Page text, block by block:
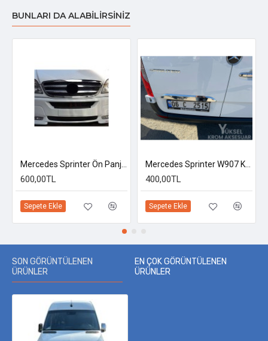
BUNLARI DA ALABILIRSINIZ
600,00TL
Sepete Ekle
400,00TL
Sepete Ekle
SON GÖRÜNTÜLENEN
ÜRÜNLER
EN ÇOK GÖRÜNTÜLENEN
ÜRÜNLER